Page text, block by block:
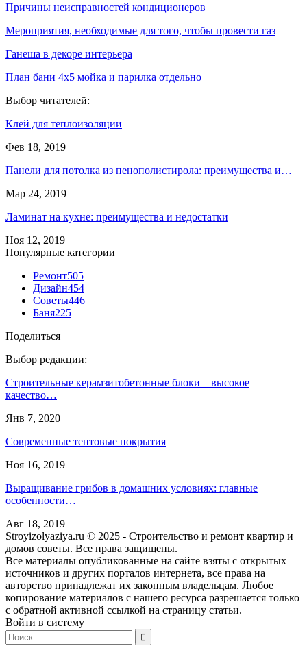
Причины неисправностей кондиционеров
Мероприятия, необходимые для того, чтобы провести газ
Ганеша в декоре интерьера
План бани 4х5 мойка и парилка отдельно
Выбор читателей:
Клей для теплоизоляции
Фев 18, 2019
Панели для потолка из пенополистирола: преимущества и…
Мар 24, 2019
Ламинат на кухне: преимущества и недостатки
Ноя 12, 2019
Популярные категории
Ремонт505
Дизайн454
Советы446
Баня225
Поделиться
Выбор редакции:
Строительные керамзитобетонные блоки – высокое
качество…
Янв 7, 2020
Современные тентовые покрытия
Ноя 16, 2019
Выращивание грибов в домашних условиях: главные
особенности…
Авг 18, 2019
Stroyizolyaziya.ru © 2025 - Строительство и ремонт квартир и
домов советы. Все права защищены.
Все материалы опубликованные на сайте взяты с открытых
источников и других порталов интернета, все права на
авторство принадлежат их законным владельцам. Любое
копирование материалов с нашего ресурса разрешается только
с обратной активной ссылкой на страницу статьи.
Войти в систему